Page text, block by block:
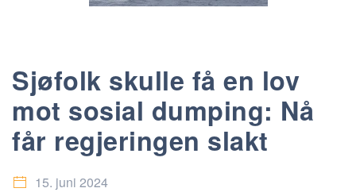
Sjøfolk skulle få en lov
mot sosial dumping: Nå
får regjeringen slakt
15. juni 2024